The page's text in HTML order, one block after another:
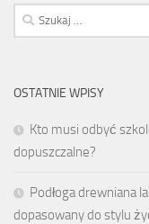
Szukaj:
OSTATNIE WPISY
Kto musi odbyć
dopuszczalne?
Podłoga drewniana
dopasowany do stylu